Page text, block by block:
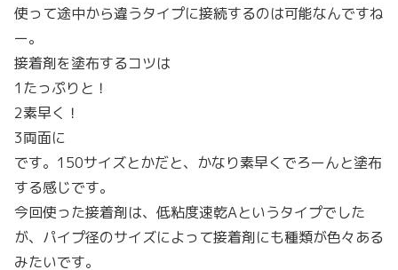
使って途中から違うタイプに接続するのは可能なんですね
ー。
接着剤を塗布するコツは
1たっぷりと！
2素早く！
3両面に
です。150サイズとかだと、かなり素早くでろーんと塗布
する感じです。
今回使った接着剤は、低粘度速乾Aというタイプでした
が、パイプ径のサイズによって接着剤にも種類が色々ある
みたいです。